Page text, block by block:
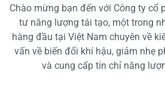
Chào mừng bạn đến với Công ty cổ
tư năng lượng tái tạo, một trong
hàng đầu tại Việt Nam chuyên về
vấn về biến đổi khí hậu, giảm nhẹ
và cung cấp tín chỉ năng